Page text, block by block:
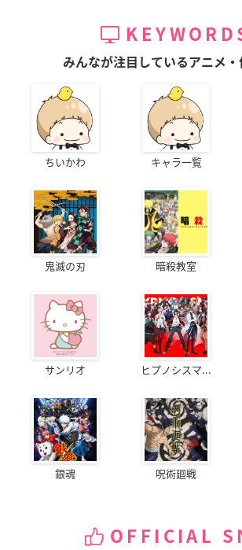
みんなが注目しているアニメ・
ちいかわ キャラ一覧
鬼滅の刃 暗殺教室
サンリオ ヒプノシスマ...
銀魂 呪術廻戦
OFFICIAL